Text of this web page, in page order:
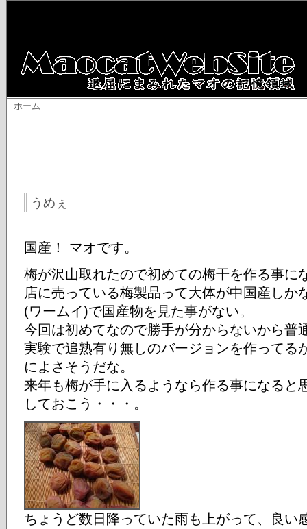
ホーム
うめぇ
国産！ マオです。
梅が沢山取れたので初めての梅干を作る事に
店に売っている梅製品って大体が中国産しか
(ワームイ)で国産物を見た事がない。
今回は初めてなので勝手が分からないから普
実験で追熟有り無しのバージョンを作ってる
によさそうだな。
来年も梅が手に入るようなら作る事になると
しておこう・・・。
ちょうど数日降っていた雨も上がって、良い